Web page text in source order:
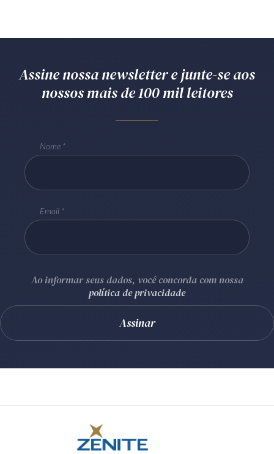
Assine nossa newsletter e junte-se aos
nossos mais de 100 mil leitores
Nome
Email
Ao informar seus dados, você concorda com nossa
política de privacidade